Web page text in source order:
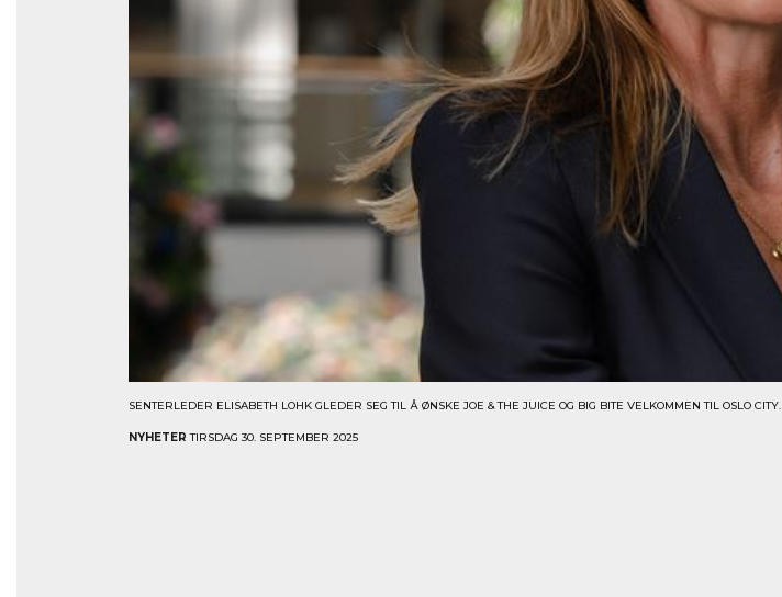
SENTERLEDER ELISABETH LOHK GLEDER SEG TIL Å ØNSKE JOE & THE JUICE OG BIG BITE VELKOMMEN TIL OSLO CITY.
NYHETER TIRSDAG 30. SEPTEMBER 2025